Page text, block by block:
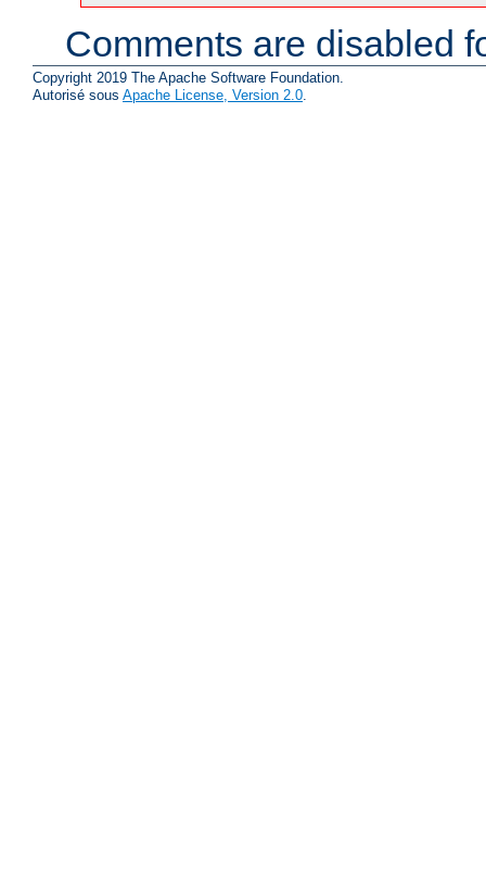
Comments are disabled
Copyright 2019 The Apache Software Foundation.
Autorisé sous Apache License, Version 2.0.